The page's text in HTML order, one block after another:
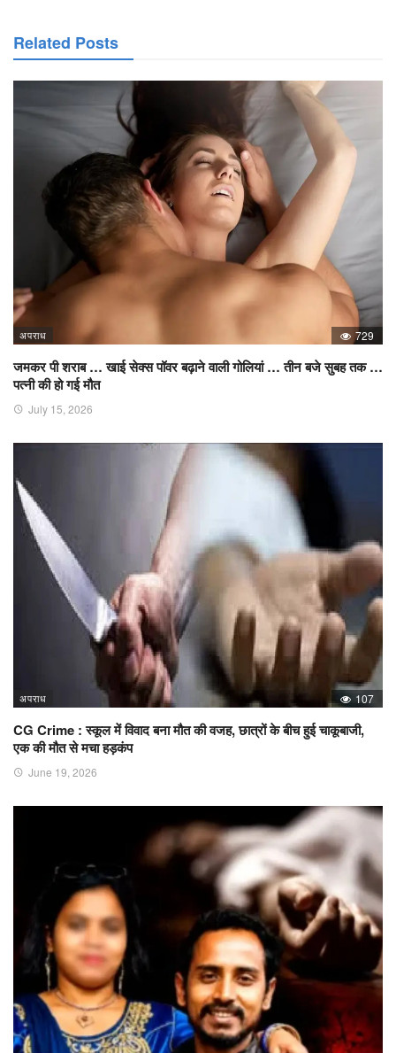
Related Posts
अपराध 729
जमकर पी शराब … खाई सेक्स पॉवर बढ़ाने वाली गोलियां … तीन बजे सुबह तक …
पत्नी की हो गई मौत
July 15, 2026
अपराध 107
CG Crime : स्कूल में विवाद बना मौत की वजह, छात्रों के बीच हुई चाकूबाजी,
एक की मौत से मचा हड़कंप
June 19, 2026